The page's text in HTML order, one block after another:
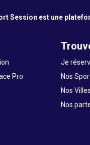
Session est une
Pro
Je
Nos
Nos Villes
Nos